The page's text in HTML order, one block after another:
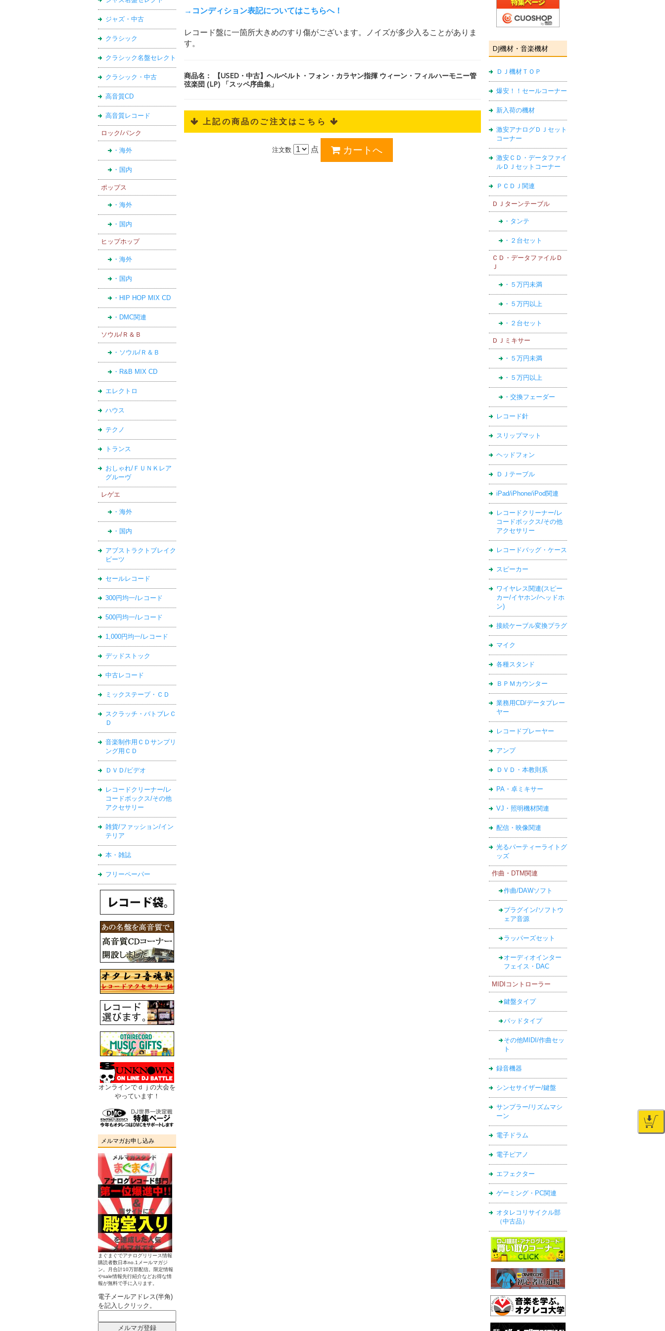
ジャズ・中古
クラシック
クラシック名盤セレクト
クラシック・中古
高音質CD
高音質レコード
ロック/パンク
・海外
・国内
ポップス
・海外
・国内
ヒップホップ
・海外
・国内
・HIP HOP MIX CD
・DMC関連
ソウル/Ｒ＆Ｂ
・ソウル/Ｒ＆Ｂ
・R&B MIX CD
エレクトロ
ハウス
テクノ
トランス
おしゃれ/ＦＵＮＫレア
グルーヴ
レゲエ
・海外
・国内
アブストラクトブレイク
ビーツ
セールレコード
300円均一/レコード
500円均一/レコード
1,000円均一/レコード
デッドストック
中古レコード
ミックステープ・ＣＤ
スクラッチ・バトブレＣ
Ｄ
音楽制作用ＣＤサンプリ
ング用ＣＤ
ＤＶＤ/ビデオ
レコードクリーナー/レ
コードボックス/その他
アクセサリー
雑貨/ファッション/イン
テリア
本・雑誌
フリーペーパー
オンラインでｄｊの大会を
やっています！
メルマガお申し込み
まぐまぐでアナログリリース情報
購読者数日本no.1メールマガジ
ン。月合計10万部配信。限定情報
やsale情報先行紹介などお得な情
報が無料で手に入ります。
電子メールアドレス(半角)
を記入しクリック。
DJ機材・音楽機材
ＤＪ機材ＴＯＰ
爆安！！セールコーナー
新入荷の機材
激安アナログＤＪセット
コーナー
激安ＣＤ・データファイ
ルＤＪセットコーナー
ＰＣＤＪ関連
ＤＪターンテーブル
・タンテ
・２台セット
ＣＤ・データファイルＤ
Ｊ
・５万円未満
・５万円以上
・２台セット
ＤＪミキサー
・５万円未満
・５万円以上
・交換フェーダー
レコード針
スリップマット
ヘッドフォン
ＤＪテーブル
iPad/iPhone/iPod関連
レコードクリーナー/レ
コードボックス/その他
アクセサリー
レコードバッグ・ケース
スピーカー
ワイヤレス関連(スピー
カー/イヤホン/ヘッドホ
ン)
接続ケーブル変換プラグ
マイク
各種スタンド
ＢＰＭカウンター
業務用CD/データプレー
ヤー
レコードプレーヤー
アンプ
ＤＶＤ・本教則系
PA・卓ミキサー
VJ・照明機材関連
配信・映像関連
光るパーティーライトグ
ッズ
作曲・DTM関連
作曲/DAWソフト
プラグイン/ソフトウ
ェア音源
ラッパーズセット
オーディオインター
フェイス・DAC
MIDIコントローラー
鍵盤タイプ
パッドタイプ
その他MIDI/作曲セッ
ト
録音機器
シンセサイザー/鍵盤
サンプラー/リズムマシ
ーン
電子ドラム
電子ピアノ
エフェクター
ゲーミング・PC関連
オタレコリサイクル部
（中古品）
→コンディション表記についてはこちらへ！
レコード盤に一箇所大きめのすり傷がございます。ノイズが多少入ることがありま
す。
商品名： 【USED・中古】ヘルベルト・フォン・カラヤン指揮 ウィーン・フィルハーモニー管
弦楽団 (LP) 「スッペ序曲集」
 上記の商品のご注文はこちら 
注文数 点